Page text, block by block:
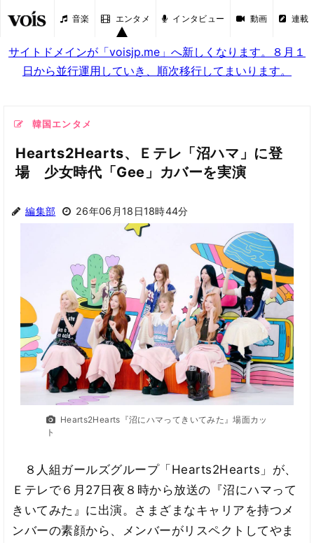
音楽 エンタメ インタビュー 動画 連載
サイトドメインが「voisjp.me」へ新しくなります。８月１
日から並行運用していき、順次移行してまいります。
韓国エンタメ
Hearts2Hearts、Ｅテレ「沼ハマ」に登
場 少女時代「Gee」カバーを実演
編集部 26年06月18日18時44分
Hearts2Hearts『沼にハマってきいてみた』場面カッ
ト
８人組ガールズグループ「Hearts2Hearts」が、
Ｅテレで６月27日夜８時から放送の『沼にハマって
きいてみた』に出演。さまざまなキャリアを持つメ
ンバーの素顔から、メンバーがリスペクトしてやま